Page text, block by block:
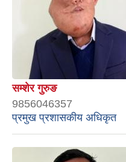
सम्शेर गुरुङ
9856046357
प्रमुख प्रशासकीय अधिकृत